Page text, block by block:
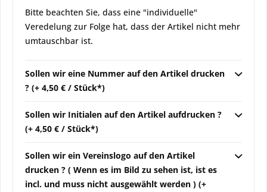
Bitte beachten Sie, dass eine "individuelle"
Veredelung zur Folge hat, dass der Artikel nicht mehr
umtauschbar ist.
Sollen wir eine Nummer auf den Artikel drucken
? (+ 4,50 € / Stück*)
Sollen wir Initialen auf den Artikel aufdrucken ?
(+ 4,50 € / Stück*)
Sollen wir ein Vereinslogo auf den Artikel
drucken ? ( Wenn es im Bild zu sehen ist, ist es
incl. und muss nicht ausgewählt werden ) (+